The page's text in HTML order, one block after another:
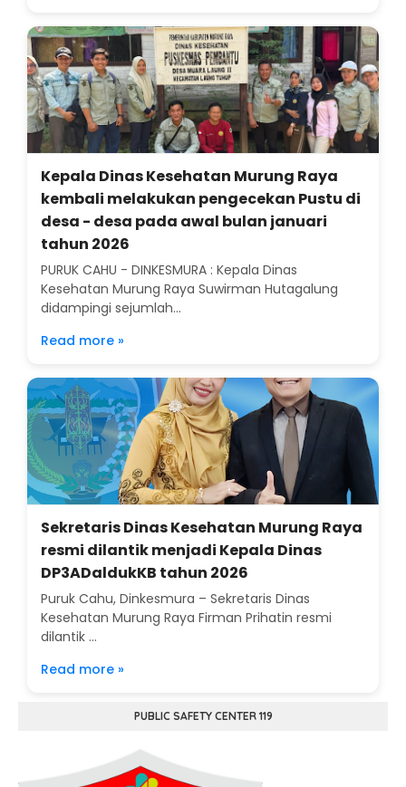
Kepala Dinas Kesehatan Murung Raya
kembali melakukan pengecekan Pustu di
desa - desa pada awal bulan januari
tahun 2026
PURUK CAHU - DINKESMURA : Kepala Dinas
Kesehatan Murung Raya Suwirman Hutagalung
didampingi sejumlah...
Read more »
Sekretaris Dinas Kesehatan Murung Raya
resmi dilantik menjadi Kepala Dinas
DP3ADaldukKB tahun 2026
Puruk Cahu, Dinkesmura – Sekretaris Dinas
Kesehatan Murung Raya Firman Prihatin resmi
dilantik ...
Read more »
PUBLIC SAFETY CENTER 119